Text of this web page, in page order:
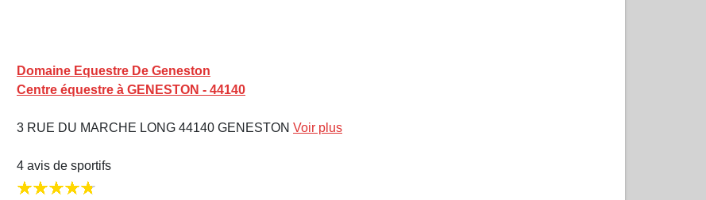
Domaine Equestre De Geneston
Centre équestre à GENESTON - 44140
3 RUE DU MARCHE LONG 44140 GENESTON Voir plus
4 avis de sportifs